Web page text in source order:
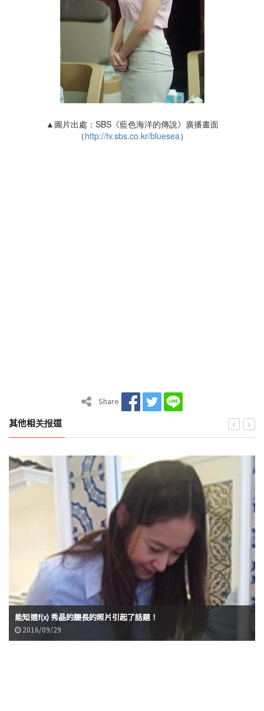
▲圖片出處：SBS《藍色海洋的傳說》廣播畫面
（http://tv.sbs.co.kr/bluesea）
Share
其他相关报道
能知道f(x) 秀晶的腿長的照片引起了話題！
2016/09/29